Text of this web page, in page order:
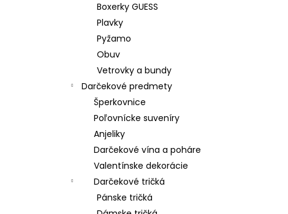
Boxerky GUESS
Plavky
Pyžamo
Obuv
Vetrovky a bundy
Darčekové predmety
Šperkovnice
Poľovnícke suveníry
Anjeliky
Darčekové vína a poháre
Valentínske dekorácie
Darčekové tričká
Pánske tričká